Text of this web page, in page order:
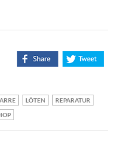
LÖTEN
REPARATUR